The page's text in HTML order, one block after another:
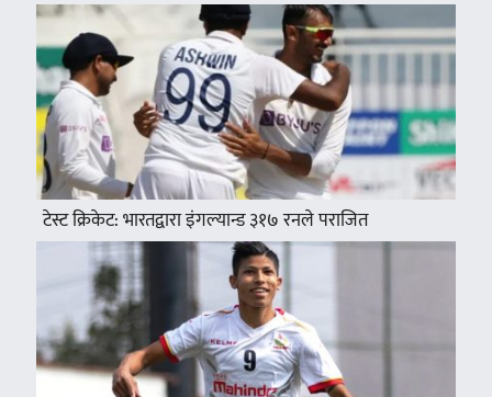
टेस्ट क्रिकेट: भारतद्वारा इंगल्यान्ड ३१७ रनले पराजित